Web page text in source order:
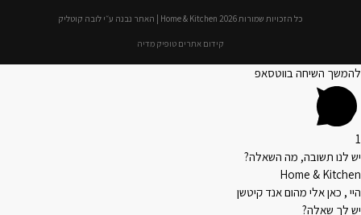
כל הזכויות שמורות 2026 Home & Kitchen | האתר נבנה ע״י לובה קוטליק
קידום אתרים טופיק מדיה
להמשך השיחה בווטסאפ
1
יש לנו תשובה, מה השאלה?
Home & Kitchen
היי , כאן אלי מהום אנד קיטשן
יש לך שאלה?